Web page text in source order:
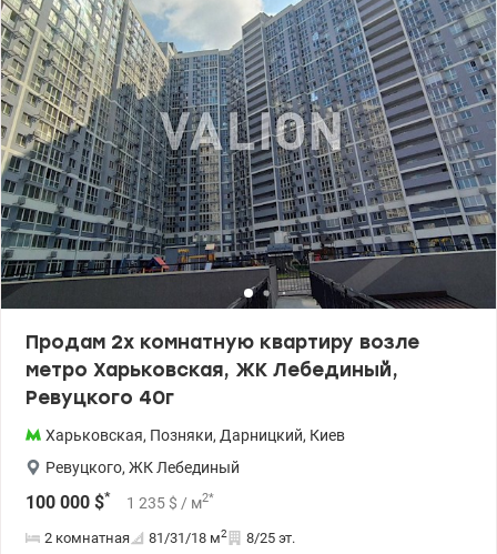
техника, а именно: - 3 кондиционера - стиральная машина -
бойлер - посудомойка - телевизоры - вытяжка - микроволновка -
духовка - варочная панель На тепло счетчик, квартира зимой
очень теплая, дополнительно утепленная. Тел.(044) 200-10-80
valion.ua/1088981
Продам 2х комнатную квартиру возле
метро Харьковская, ЖК Лебединый,
Ревуцкого 40г
Харьковская, Позняки, Дарницкий, Киев
Ревуцкого, ЖК Лебединый
100 000 $* 1 235 $ / м2*
2 комнатная 81/31/18 м2 8/25 эт.